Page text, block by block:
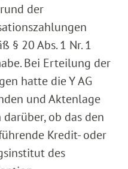
der
§ 20 Abs. 1 Nr. 1
Bei Erteilung der
hatte die Y AG
und Aktenlage
ob das den
Kredit- oder
des